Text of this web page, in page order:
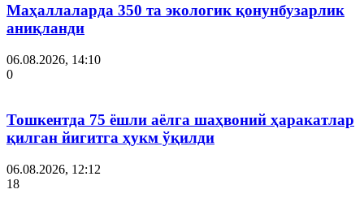
Маҳаллаларда 350 та экологик қонунбузарлик
аниқланди
06.08.2026, 14:10
0
Тошкентда 75 ёшли аёлга шаҳвоний ҳаракатлар
қилган йигитга ҳукм ўқилди
06.08.2026, 12:12
18